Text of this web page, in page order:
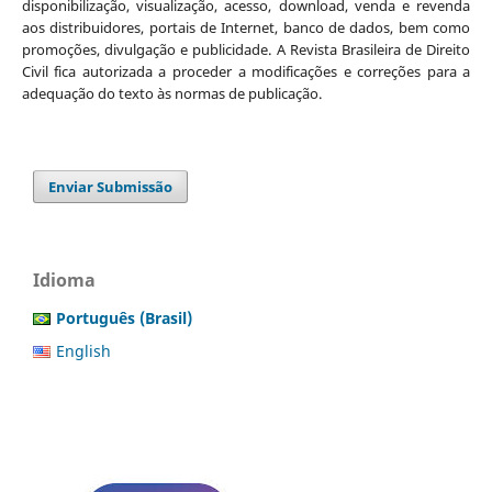
disponibilização, visualização, acesso, download, venda e revenda
aos distribuidores, portais de Internet, banco de dados, bem como
promoções, divulgação e publicidade. A Revista Brasileira de Direito
Civil fica autorizada a proceder a modificações e correções para a
adequação do texto às normas de publicação.
Enviar Submissão
Idioma
Português (Brasil)
English